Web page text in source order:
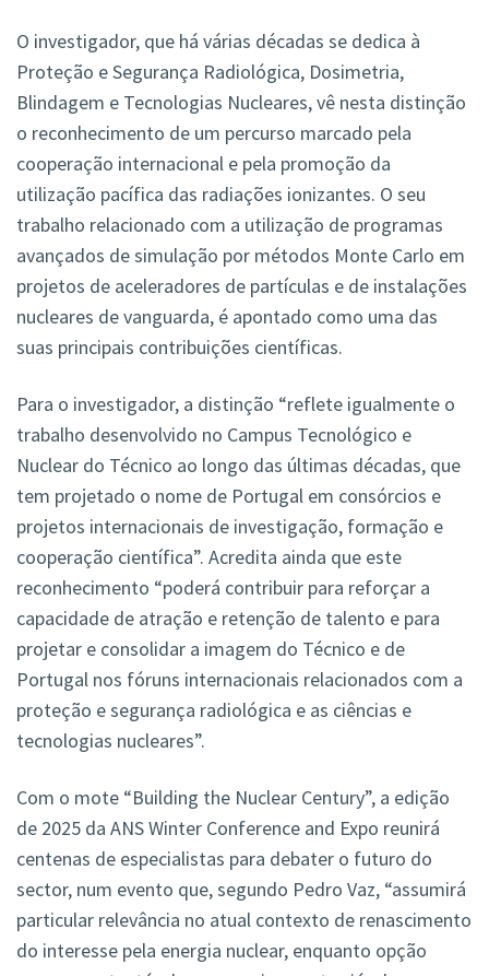
O investigador, que há várias décadas se dedica à
Proteção e Segurança Radiológica, Dosimetria,
Blindagem e Tecnologias Nucleares, vê nesta distinção
o reconhecimento de um percurso marcado pela
cooperação internacional e pela promoção da
utilização pacífica das radiações ionizantes. O seu
trabalho relacionado com a utilização de programas
avançados de simulação por métodos Monte Carlo em
projetos de aceleradores de partículas e de instalações
nucleares de vanguarda, é apontado como uma das
suas principais contribuições científicas.
Para o investigador, a distinção “reflete igualmente o
trabalho desenvolvido no Campus Tecnológico e
Nuclear do Técnico ao longo das últimas décadas, que
tem projetado o nome de Portugal em consórcios e
projetos internacionais de investigação, formação e
cooperação científica”. Acredita ainda que este
reconhecimento “poderá contribuir para reforçar a
capacidade de atração e retenção de talento e para
projetar e consolidar a imagem do Técnico e de
Portugal nos fóruns internacionais relacionados com a
proteção e segurança radiológica e as ciências e
tecnologias nucleares”.
Com o mote “Building the Nuclear Century”, a edição
de 2025 da ANS Winter Conference and Expo reunirá
centenas de especialistas para debater o futuro do
sector, num evento que, segundo Pedro Vaz, “assumirá
particular relevância no atual contexto de renascimento
do interesse pela energia nuclear, enquanto opção